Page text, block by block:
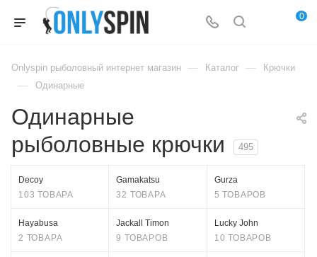
0
Onlyspin рыболовный интернет магазин — Каталог — Крючки
— Одинарные
Одинарные
рыболовные крючки
495
Decoy
103 ТОВАРА
Gamakatsu
32 ТОВАРА
Gurza
5 ТОВАРОВ
Hayabusa
2 ТОВАРА
Jackall Timon
9 ТОВАРОВ
Lucky John
10 ТОВАРОВ